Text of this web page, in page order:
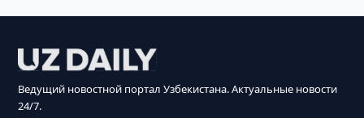
Ведущий новостной портал Узбекистана. Актуальные новости
24/7.